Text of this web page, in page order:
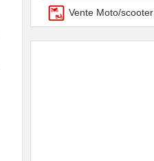
Vente Moto/scooter